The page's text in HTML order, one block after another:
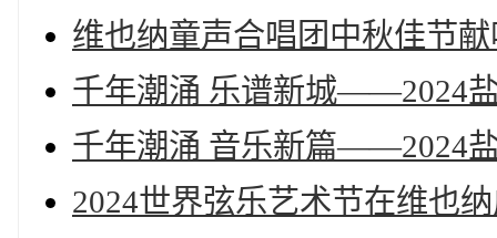
维也纳童声合唱团中秋佳节
千年潮涌 乐谱新城——2024
千年潮涌 音乐新篇——2024
2024世界弦乐艺术节在维也